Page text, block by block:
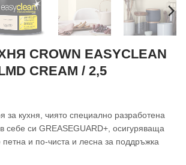
CROWN EASYCLEAN
CREAM / 2,5
за кухня, чиято специално разработена
себе си GREASEGUARD+, осигуряваща
и по-чиста и лесна за поддръжка